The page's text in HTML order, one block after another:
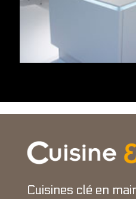
Cuisines clé en